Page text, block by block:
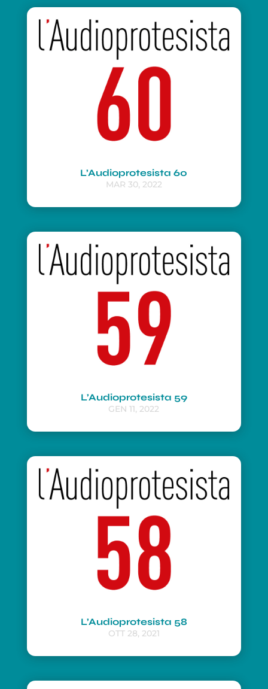
L’Audioprotesista 60
MAR 30, 2022
L’Audioprotesista 59
GEN 11, 2022
L’Audioprotesista 58
OTT 28, 2021